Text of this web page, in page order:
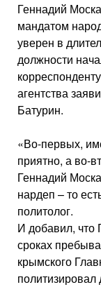
Геннадий
мандатом
уверен в
должности
агентства
Батурин.
«Во-первых,
приятно, а во-
Геннадий
нардеп – то
политолог.
И добавил, что
сроках
крымского
политизировал